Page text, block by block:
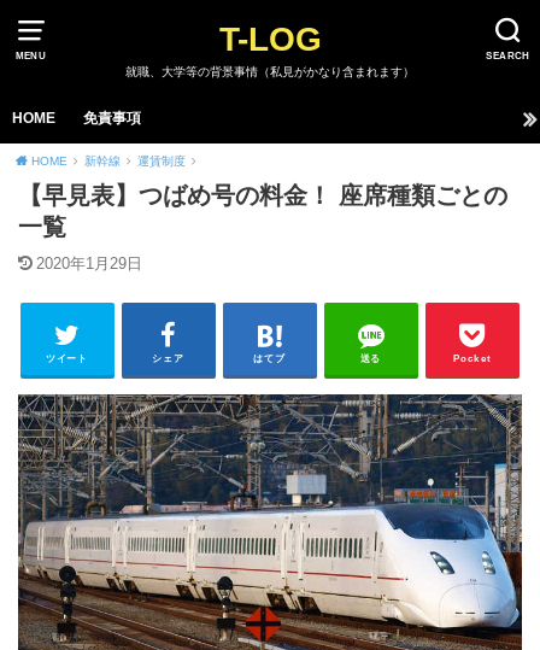
MENU SEARCH
T-LOG
就職、大学等の背景事情（私見がかなり含まれます）
HOME 免責事項
HOME 新幹線 運賃制度
【早見表】つばめ号の料金！ 座席種類ごとの
一覧
2020年1月29日
ツイート シェア はてブ 送る Pocket